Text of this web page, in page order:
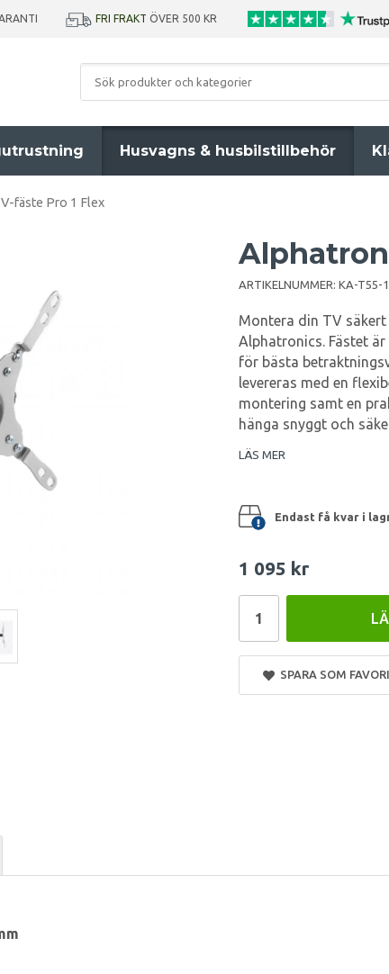
FRI FRAKT ÖVER 500 KR
Husvagns & husbilstillbehör
fäste Pro 1 Flex
ARTIKELNUMMER: KA-T55-
Montera din TV
Alphatronics. Fästet
för bästa
levereras med en
montering samt en
hänga snyggt och
LÄS MER
Endast få kvar i
1 095 kr
SPARA SOM